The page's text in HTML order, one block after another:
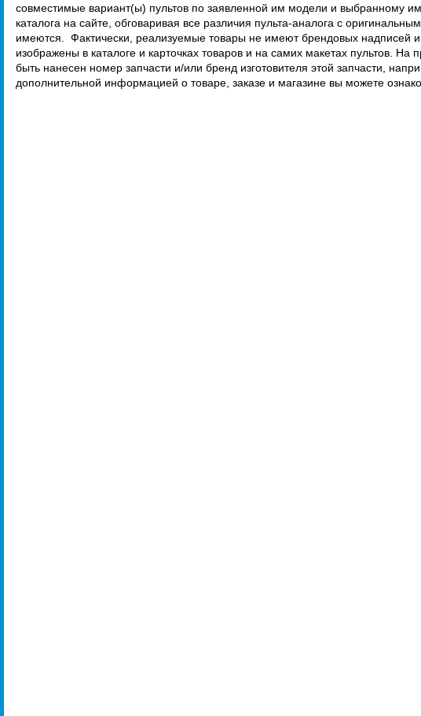
совместимые вариант(ы) пультов по заявленной им модели и выбранному
каталога на сайте, обговаривая все различия пульта-аналога с
имеются. Фактически, реализуемые товары не имеют брендовых надписей и
изображены в каталоге и карточках товаров и на самих макетах пультов.
быть нанесен номер запчасти и/или бренд изготовителя этой запчасти,
дополнительной информацией о товаре, заказе и магазине вы можете